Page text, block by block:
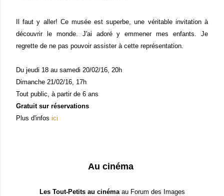
Il faut y aller! Ce musée est superbe, une véritable invitation à
découvrir le monde. J'ai adoré y emmener mes enfants. Je
regrette de ne pas pouvoir assister à cette représentation.
Du jeudi 18 au samedi 20/02/16, 20h
Dimanche 21/02/16, 17h
Tout public, à partir de 6 ans
Gratuit sur réservations
Plus d'infos ici
Au cinéma
Les Tout-Petits au cinémaau Forum des Images